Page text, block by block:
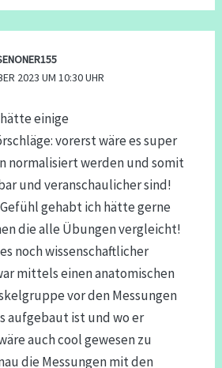
2023 UM 10:30 UHR
einige
vorerst wäre es super
normalisiert werden und somit
und veranschaulicher sind!
gehabt ich hätte gerne
die alle Übungen vergleicht!
noch wissenschaftlicher
mittels einen anatomischen
vor den Messungen
aufgebaut ist und wo er
auch cool gewesen zu
die Messungen mit den